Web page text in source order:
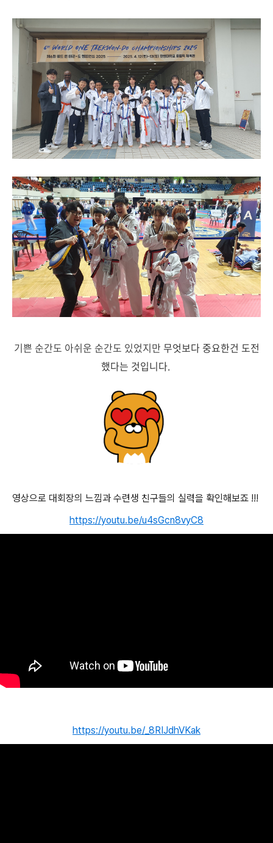
기쁜 순간도 아쉬운 순간도 있었지만 무엇보다 중요한건 도전
했다는 것입니다.
영상으로 대회장의 느낌과 수련생 친구들의 실력을 확인해보죠 !!!
https://youtu.be/u4sGcn8vyC8
https://youtu.be/_8RIJdhVKak